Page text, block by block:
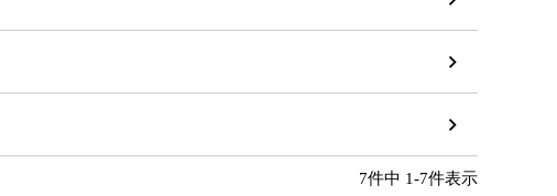
7件中 1-7件表示